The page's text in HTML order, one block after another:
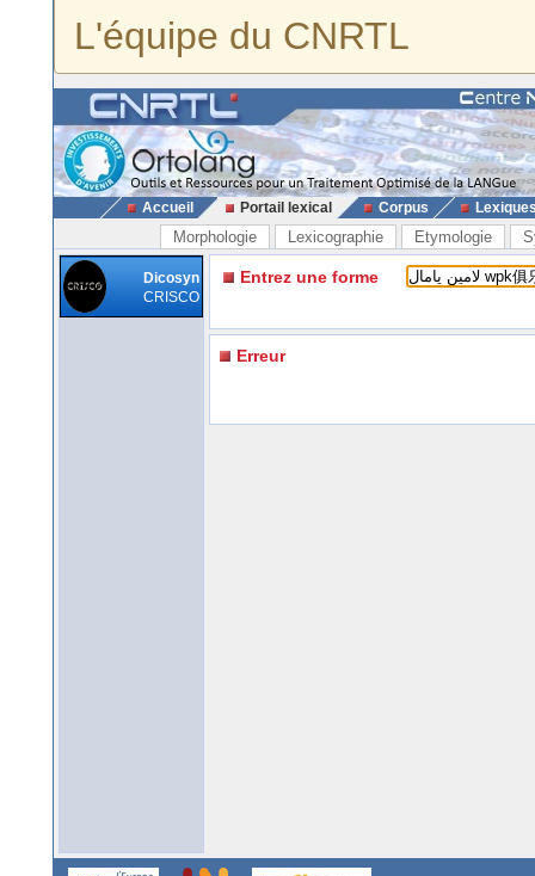
L'équipe du CNRTL
Accueil Portail lexical Corpus
Morphologie Lexicographie Etymologie
Dicosyn
CRISCO
Entrez une forme
Erreur